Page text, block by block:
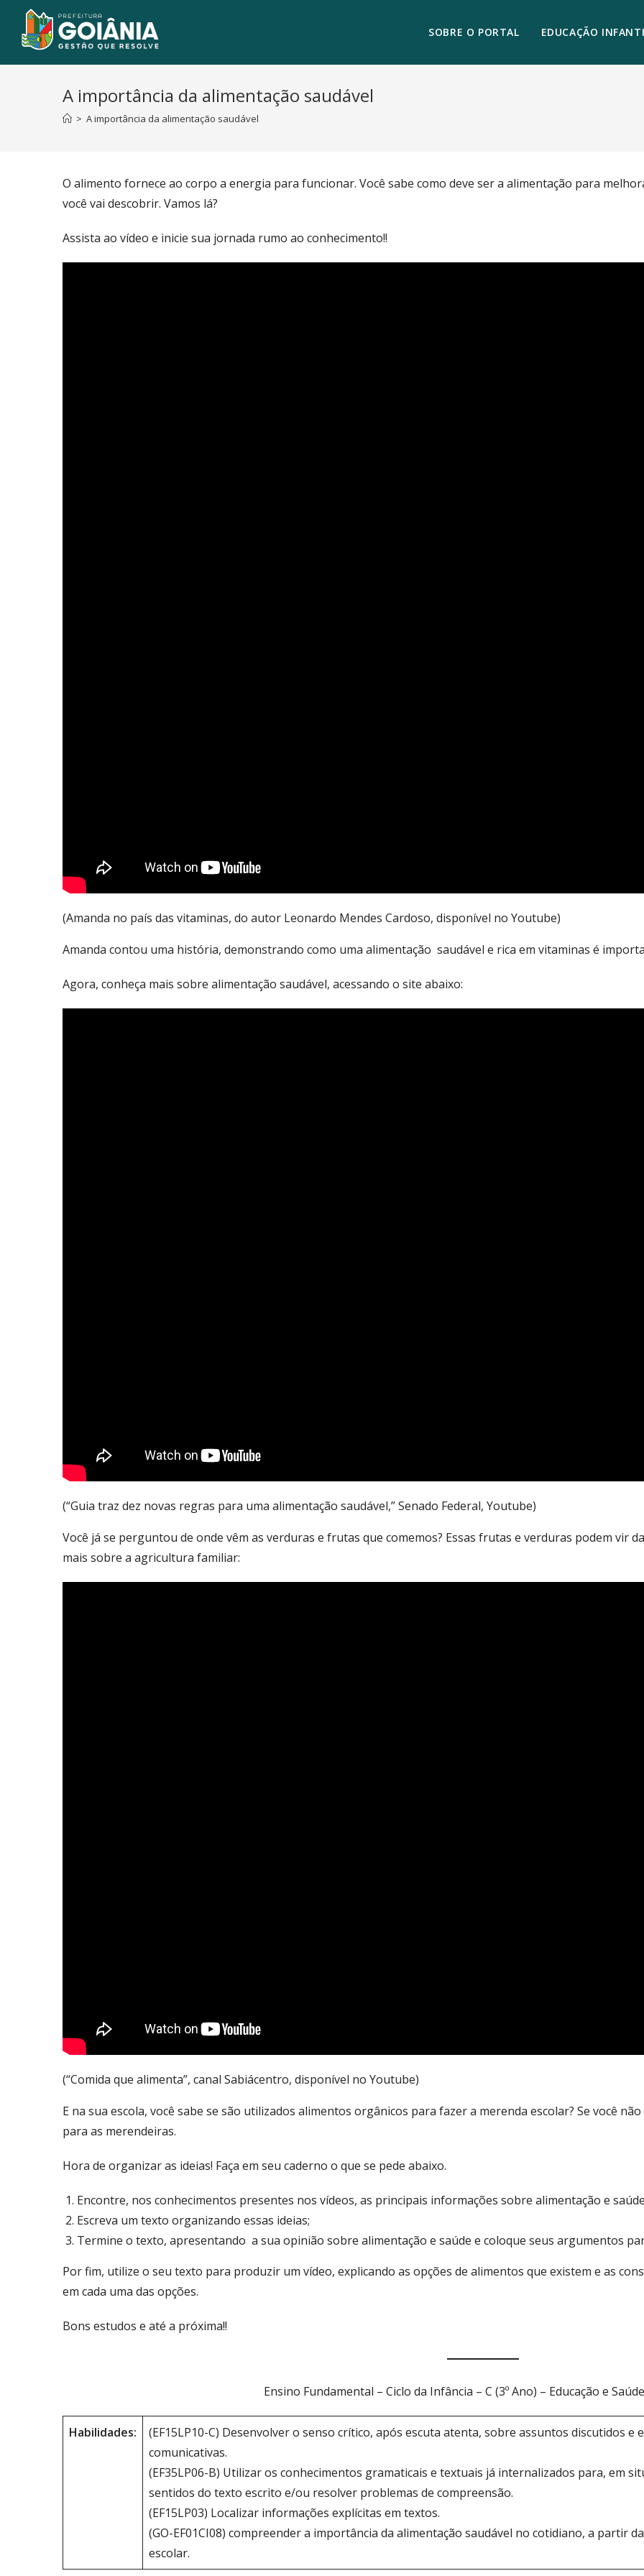
SOBRE O PORTAL EDUCAÇÃO
A importância da alimentação saudável
> A importância da alimentação saudável
O alimento fornece ao corpo a energia para funcionar. Você sabe como deve ser a alimentação para
você vai descobrir. Vamos lá?
Assista ao vídeo e inicie sua jornada rumo ao conhecimento!!
(Amanda no país das vitaminas, do autor Leonardo Mendes Cardoso, disponível no Youtube)
Amanda contou uma história, demonstrando como uma alimentação saudável e rica em vitaminas é
Agora, conheça mais sobre alimentação saudável, acessando o site abaixo:
(“Guia traz dez novas regras para uma alimentação saudável,” Senado Federal, Youtube)
Você já se perguntou de onde vêm as verduras e frutas que comemos? Essas frutas e verduras podem vir
mais sobre a agricultura familiar:
(“Comida que alimenta”, canal Sabiácentro, disponível no Youtube)
E na sua escola, você sabe se são utilizados alimentos orgânicos para fazer a merenda escolar? Se você
para as merendeiras.
Hora de organizar as ideias! Faça em seu caderno o que se pede abaixo.
Encontre, nos conhecimentos presentes nos vídeos, as principais informações sobre alimentação e
Escreva um texto organizando essas ideias;
Termine o texto, apresentando a sua opinião sobre alimentação e saúde e coloque seus argumentos
Por fim, utilize o seu texto para produzir um vídeo, explicando as opções de alimentos que existem e as
em cada uma das opções.
Bons estudos e até a próxima!!
Ensino Fundamental – Ciclo da Infância – C (3º Ano) – Educação e
Habilidades:
(EF15LP10-C) Desenvolver o senso crítico, após escuta atenta, sobre assuntos discutidos e
comunicativas.
(EF35LP06-B) Utilizar os conhecimentos gramaticais e textuais já internalizados para, em
sentidos do texto escrito e/ou resolver problemas de compreensão.
(EF15LP03) Localizar informações explícitas em textos.
(GO-EF01CI08) compreender a importância da alimentação saudável no cotidiano, a partir
escolar.